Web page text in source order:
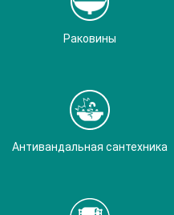
Раковины
Антивандальная сантехника